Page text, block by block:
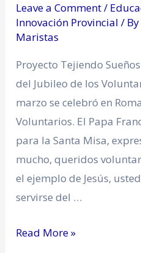
Leave a Comment/
Innovación Provincial /
Maristas
Proyecto Tejiendo
del Jubileo de los
marzo se celebró en
Voluntarios. El Papa
para la Santa Misa,
mucho, queridos
el ejemplo de Jesús,
servirse del …
Read More »